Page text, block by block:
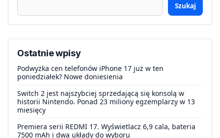
Szukaj
Ostatnie wpisy
Podwyżka cen telefonów iPhone 17 już w ten
poniedziałek? Nowe doniesienia
Switch 2 jest najszybciej sprzedającą się konsolą w
historii Nintendo. Ponad 23 miliony egzemplarzy w 13
miesięcy
Premiera serii REDMI 17. Wyświetlacz 6,9 cala, bateria
7500 mAh i dwa układy do wyboru